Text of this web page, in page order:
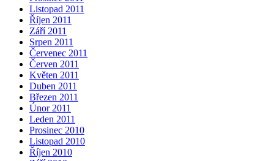
Listopad 2011
Říjen 2011
Září 2011
Srpen 2011
Červenec 2011
Červen 2011
Květen 2011
Duben 2011
Březen 2011
Únor 2011
Leden 2011
Prosinec 2010
Listopad 2010
Říjen 2010